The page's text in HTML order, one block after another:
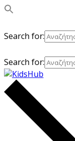
Search for:
Search for: